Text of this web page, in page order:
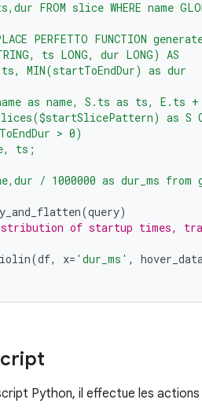
FROM slice WHERE name
PERFETTO FUNCTION
ts LONG, dur LONG) AS
MIN(startToEndDur) as dur
as name, S.ts as ts, E.ts
as S
> 0)
ts;
/ 1000000 as dur_ms
(query)
of startup times,
(df, x= 'dur_ms' ,
Python, il effectue les actions